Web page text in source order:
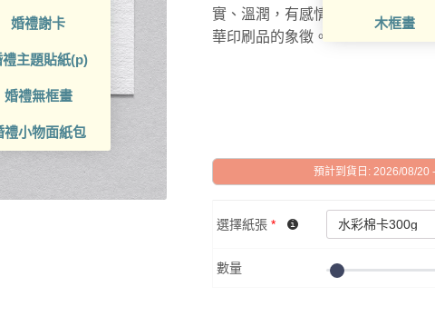
婚禮謝卡
禮主題貼紙(p)
婚禮無框畫
禮小物面紙包
木框畫
實、溫潤，有感情的印刷呈現，
華印刷品的象徵。
預計到貨日: 2026/08/20
選擇紙張 *
數量